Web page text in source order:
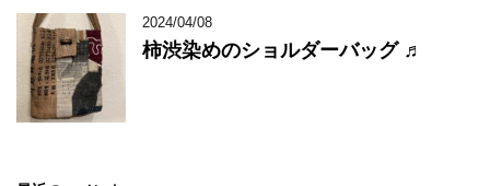
2024/04/08
柿渋染めのショルダーバッグ ♬